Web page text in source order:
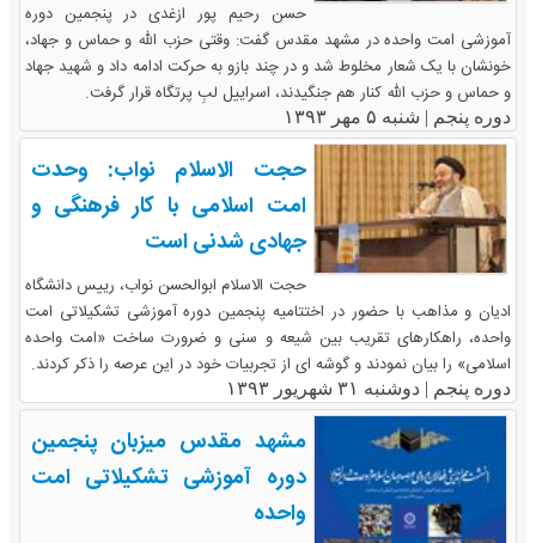
حسن رحیم پور ازغدی در پنجمین دوره
آموزشی امت واحده در مشهد مقدس گفت: وقتی حزب الله و حماس و جهاد،
خونشان با یک شعار مخلوط شد و در چند بازو به حرکت ادامه داد و شهید جهاد
و حماس و حزب الله کنار هم جنگیدند، اسراییل لبِ پرتگاه قرار گرفت.
دوره پنجم | شنبه ۵ مهر ۱۳۹۳
حجت الاسلام نواب: وحدت
امت اسلامی با کار فرهنگی و
جهادی شدنی است
حجت الاسلام ابوالحسن نواب، رییس دانشگاه
ادیان و مذاهب با حضور در اختتامیه پنجمین دوره آموزشی تشکیلاتی امت
واحده، راهکارهای تقریب بین شیعه و سنی و ضرورت ساخت «امت واحده
اسلامی» را بیان نمودند و گوشه ای از تجربیات خود در این عرصه را ذکر کردند.
دوره پنجم | دوشنبه ۳۱ شهریور ۱۳۹۳
مشهد مقدس میزبان پنجمین
دوره آموزشی تشکیلاتی امت
واحده